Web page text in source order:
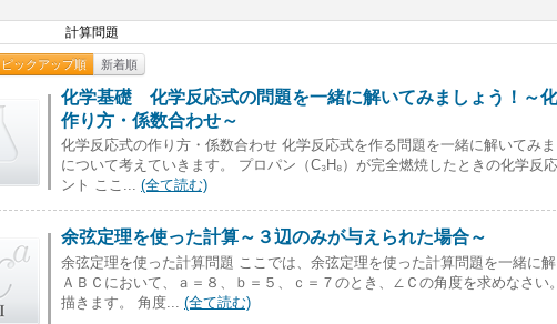
計算問題
ピックアップ順 新着順
化学基礎 化学反応式の問題を一緒に解いてみましょう！～
作り方・係数合わせ～
化学反応式の作り方・係数合わせ 化学反応式を作る問題を一緒に解いてみ
について考えていきます。 プロパン（C₃H₈）が完全燃焼したときの化学反
ント ここ... (全て読む)
余弦定理を使った計算～３辺のみが与えられた場合～
余弦定理を使った計算問題 ここでは、余弦定理を使った計算問題を一緒に
ＡＢＣにおいて、ａ＝８、ｂ＝５、ｃ＝７のとき、∠Ｃの角度を求めなさ
描きます。 角度... (全て読む)